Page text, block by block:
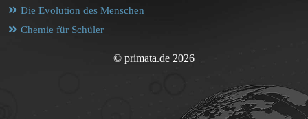
Die Evolution des Menschen
Chemie für Schüler
© primata.de 2026